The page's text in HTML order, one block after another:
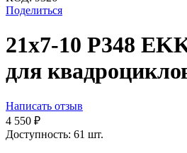
Поделиться
21х7-10 P348
для
Написать отзыв
4 550 ₽
Доступность: 61 шт.